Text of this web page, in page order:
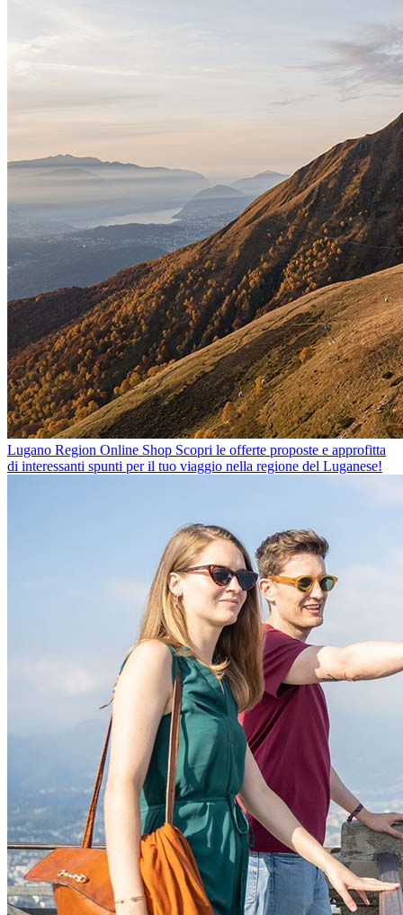
Lugano Region Online Shop Scopri le offerte proposte e approfitta
di interessanti spunti per il tuo viaggio nella regione del Luganese!